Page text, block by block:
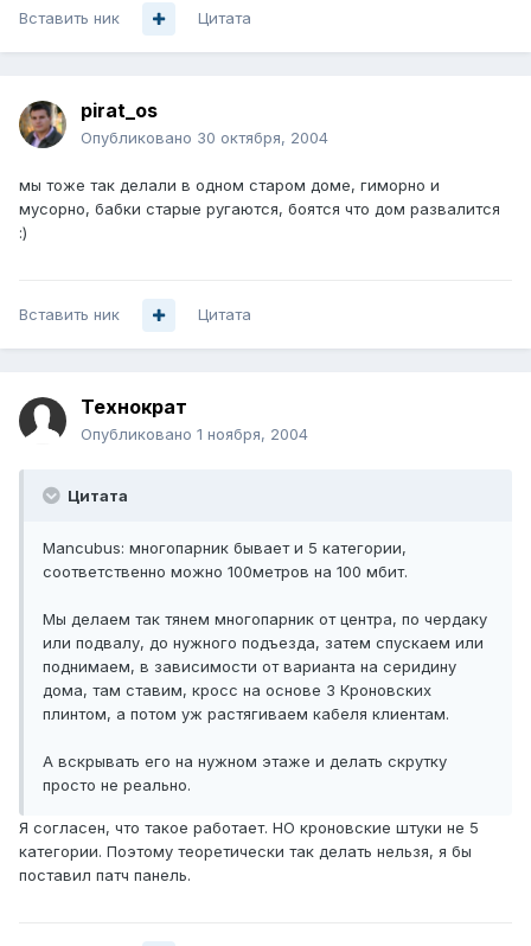
Вставить ник Цитата
pirat_os
Опубликовано 30 октября, 2004
мы тоже так делали в одном старом доме, гиморно и
мусорно, бабки старые ругаются, боятся что дом развалится
:)
Вставить ник Цитата
Технократ
Опубликовано 1 ноября, 2004
Цитата
Mancubus: многопарник бывает и 5 категории,
соответственно можно 100метров на 100 мбит.
Мы делаем так тянем многопарник от центра, по чердаку
или подвалу, до нужного подъезда, затем спускаем или
поднимаем, в зависимости от варианта на серидину
дома, там ставим, кросс на основе 3 Кроновских
плинтом, а потом уж растягиваем кабеля клиентам.
А вскрывать его на нужном этаже и делать скрутку
просто не реально.
Я согласен, что такое работает. НО кроновские штуки не 5
категории. Поэтому теоретически так делать нельзя, я бы
поставил патч панель.